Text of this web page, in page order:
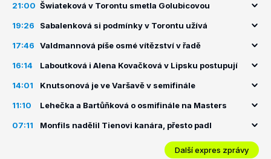
21:00 Šwiateková v Torontu smetla Golubicovou
19:26 Sabalenková si podmínky v Torontu užívá
17:46 Valdmannová píše osmé vítězství v řadě
16:14 Laboutková i Alena Kovačková v Lipsku postupují
14:01 Knutsonová je ve Varšavě v semifinále
11:10 Lehečka a Bartůňková o osmifinále na Masters
07:11 Monfils nadělil Tienovi kanára, přesto padl
Další expres zprávy